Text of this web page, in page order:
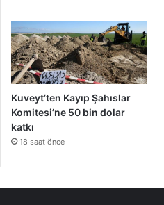
Kuveyt’ten Kayıp Şahıslar
Komitesi’ne 50 bin dolar
katkı
18 saat önce